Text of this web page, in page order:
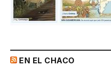
EN EL CHACO